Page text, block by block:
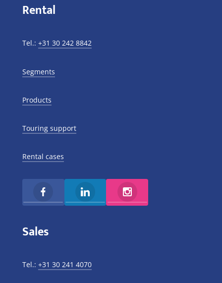
Rental
Tel.: +31 30 242 8842
Segments
Products
Touring support
Rental cases
Sales
Tel.: +31 30 241 4070